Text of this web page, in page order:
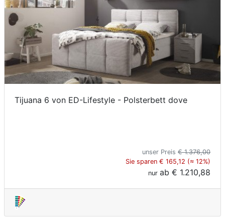
Tijuana 6 von ED-Lifestyle - Polsterbett dove
unser Preis € 1.376,00
Sie sparen € 165,12 (≈ 12%)
nur ab € 1.210,88
Letz-
Deals